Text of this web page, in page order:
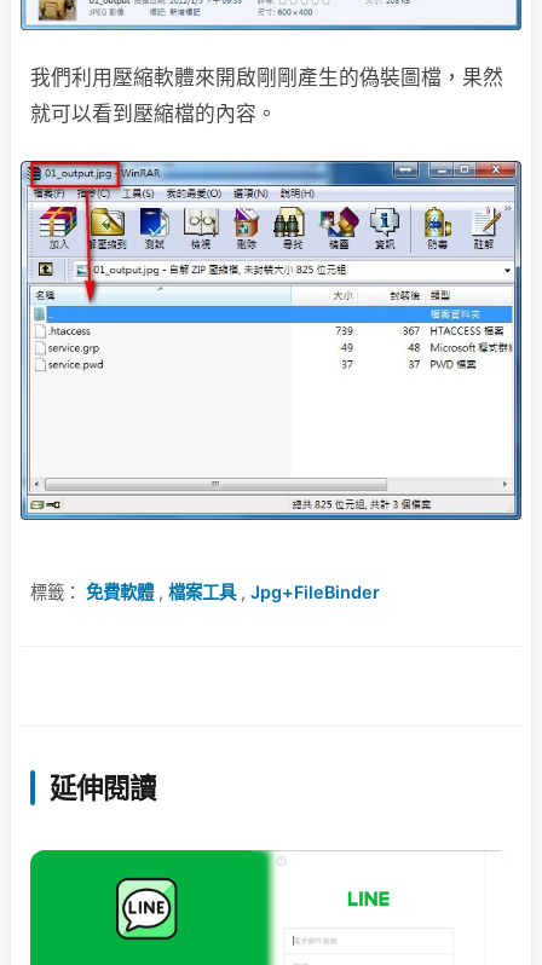
我們利用壓縮軟體來開啟剛剛產生的偽裝圖檔，果然
就可以看到壓縮檔的內容。
標籤： 免費軟體, 檔案工具, Jpg+FileBinder
延伸閱讀